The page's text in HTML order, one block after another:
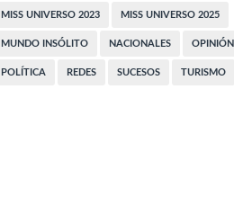
MISS UNIVERSO 2023 MISS UNIVERSO 2025
MUNDO INSÓLITO NACIONALES OPINIÓN
POLÍTICA REDES SUCESOS TURISMO